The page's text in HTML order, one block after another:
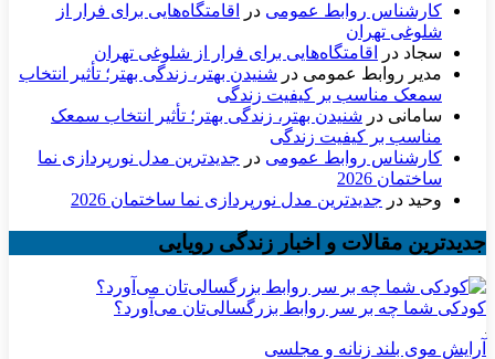
کارشناس روابط عمومی در
اقامتگاه‌هایی برای فرار از
شلوغی تهران
سجاد در
اقامتگاه‌هایی برای فرار از شلوغی تهران
مدیر روابط عمومی در شنیدن بهتر، زندگی بهتر؛ تأثیر انتخاب
سمعک مناسب بر کیفیت زندگی
سامانی در شنیدن بهتر، زندگی بهتر؛ تأثیر انتخاب سمعک
مناسب بر کیفیت زندگی
کارشناس روابط عمومی در جدیدترین مدل نورپردازی نما
ساختمان 2026
وحید در جدیدترین مدل نورپردازی نما ساختمان 2026
جدیدترین مقالات و اخبار زندگی رویایی
کودکی شما چه بر سر روابط بزرگسالی‌تان می‌آورد؟
آرایش موی بلند زنانه و مجلسی